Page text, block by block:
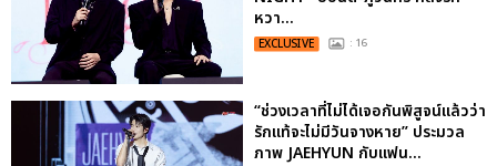
หวา...
EXCLUSIVE : 16
“ช่วงเวลาที่ไม่ได้เจอกันพิสูจน์แล้วว่า
รักแท้จะไม่มีวันจางหาย” ประมวล
ภาพ JAEHYUN กับแฟน...